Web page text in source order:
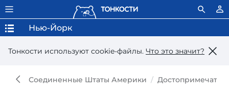
Тонкости используют сookie-файлы. Что это значит?
Нью-Йорк
Соединенные Штаты Америки